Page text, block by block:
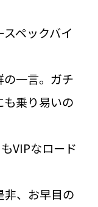
ペックバイ
一言。ガチ
乗り易いの
VIPなロード
非、お早目の